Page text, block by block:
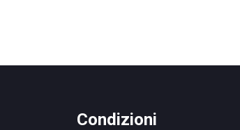
Condizioni